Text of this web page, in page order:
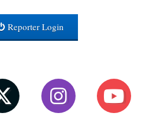
Reporter Login